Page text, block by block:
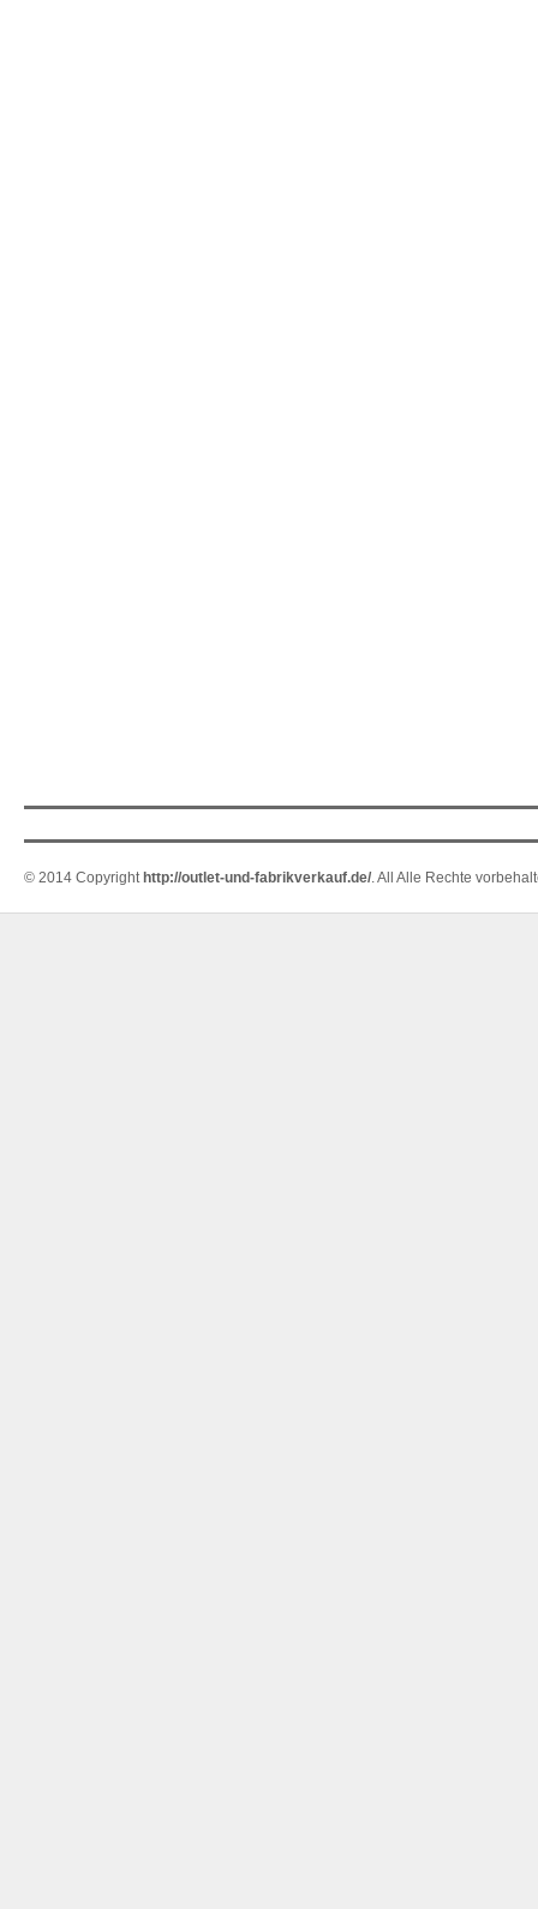
© 2014 Copyright http://outlet-und-fabrikverkauf.de/. All Alle Rechte